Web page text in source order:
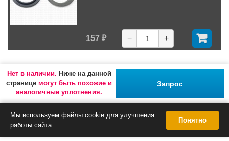
Нет в наличии. Ниже на данной
странице могут быть похожие и
аналогичные уплотнения.
Запрос
157 ₽ − +
Мы используем файлы cookie для улучшения
работы сайта.
Понятно